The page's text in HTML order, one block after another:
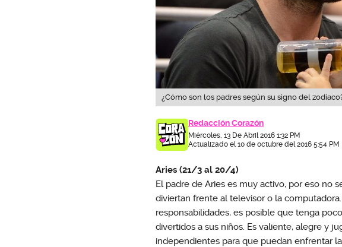
¿Cómo son los padres según su signo del
Redacción Corazón
Miércoles, 13 De Abril 2016 1:32 PM
Actualizado el 10 de octubre del 2016 5:54 PM
Aries (21/3 al 20/4)
El padre de Aries es muy activo, por eso no
diviertan frente al televisor o la
responsabilidades, es posible que tenga
divertidos a sus niños. Es valiente, alegre y
independientes para que puedan enfrentar